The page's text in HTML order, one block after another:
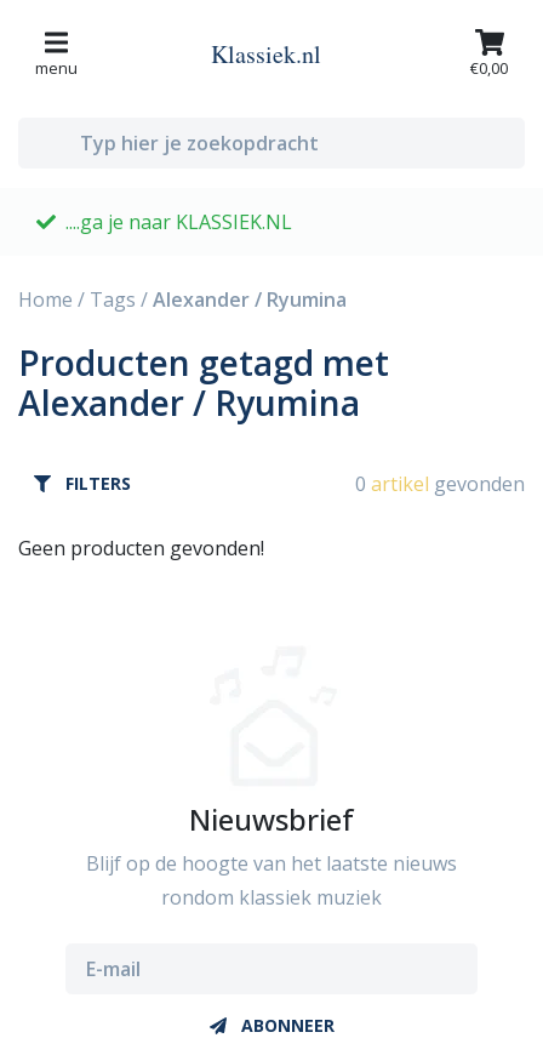
menu Klassiek.nl €0,00
....ga je naar KLASSIEK.NL
Home / Tags /Alexander / Ryumina
Producten getagd met
Alexander / Ryumina
FILTERS 0 artikel gevonden
Geen producten gevonden!
Nieuwsbrief
Blijf op de hoogte van het laatste nieuws
rondom klassiek muziek
ABONNEER